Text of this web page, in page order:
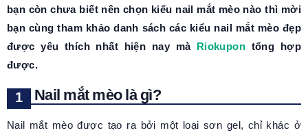
bạn còn chưa biết nên chọn kiểu nail mắt mèo nào thì mời
bạn cùng tham khảo danh sách các kiểu nail mắt mèo đẹp
được yêu thích nhất hiện nay mà Riokupon tổng hợp
được.
Nail mắt mèo là gì?
Nail mắt mèo được tạo ra bởi một loại sơn gel, chỉ khác ở